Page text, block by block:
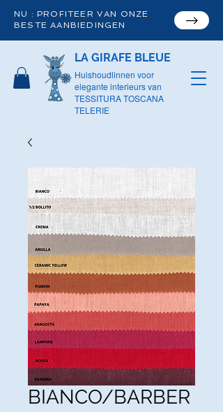
NU : PROFITEER VAN ONZE
BESTE AANBIEDINGEN
LA GIRAFE BLEUE
Huishoudlinnen voor
elegante interieurs van
TESSITURA TOSCANA
TELERIE
BIANCO/BARBER